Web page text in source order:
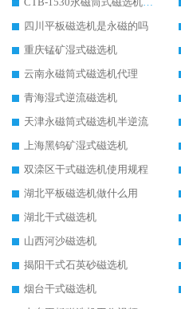
四川平板磁选机是永磁的吗
重庆锰矿湿式磁选机
云南永磁筒式磁选机代理
青海湿式逆流磁选机
天津永磁筒式磁选机半逆流
上海黑钨矿湿式磁选机
双滦区干式磁选机使用规程
湖北平板磁选机做什么用
湖北干式磁选机
山西河沙磁选机
揭阳干式石英砂磁选机
烟台干式磁选机